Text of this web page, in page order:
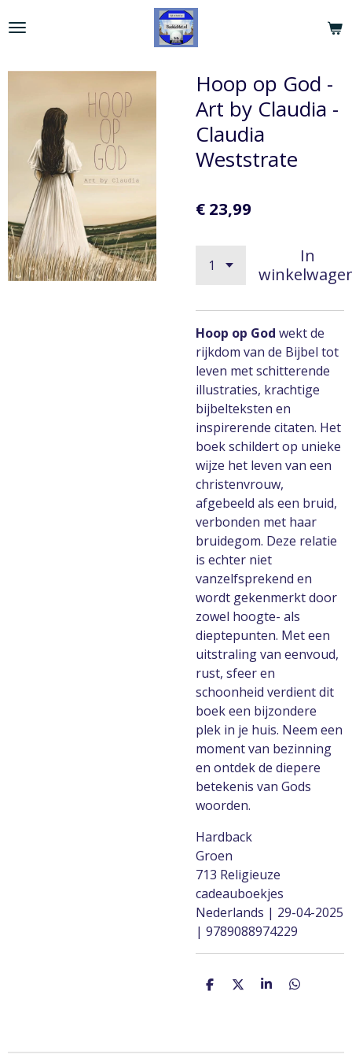
direct
de
Hoop op God -
Art by Claudia -
Claudia
Weststrate
€ 23,99
In
Hoop op God wekt de
rijkdom van de Bijbel tot
leven met schitterende
illustraties, krachtige
bijbelteksten en
inspirerende citaten. Het
boek schildert op unieke
wijze het leven van een
christenvrouw,
afgebeeld als een bruid,
verbonden met haar
bruidegom. Deze relatie
is echter niet
vanzelfsprekend en
wordt gekenmerkt door
zowel hoogte- als
dieptepunten. Met een
uitstraling van eenvoud,
rust, sfeer en
schoonheid verdient dit
boek een bijzondere
plek in je huis. Neem een
moment van bezinning
en ontdek de diepere
betekenis van Gods
woorden.
Hardback
Groen
713 Religieuze
cadeauboekjes
Nederlands | 29-04-2025
| 9789088974229
D
D
S
D